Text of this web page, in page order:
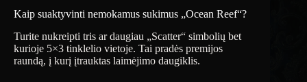
Kaip suaktyvinti nemokamus sukimus „Ocean Reef“?
Turite nukreipti tris ar daugiau „Scatter“ simbolių bet
kurioje 5×3 tinklelio vietoje. Tai pradės premijos
raundą, į kurį įtrauktas laimėjimo daugiklis.